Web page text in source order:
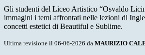
Gli studenti del Liceo Artistico “Osvaldo
immagini i temi affrontati nelle lezioni di
concetti estetici di Beautiful e Sublime.
Ultima revisione il 06-06-2026 da MAURIZIO